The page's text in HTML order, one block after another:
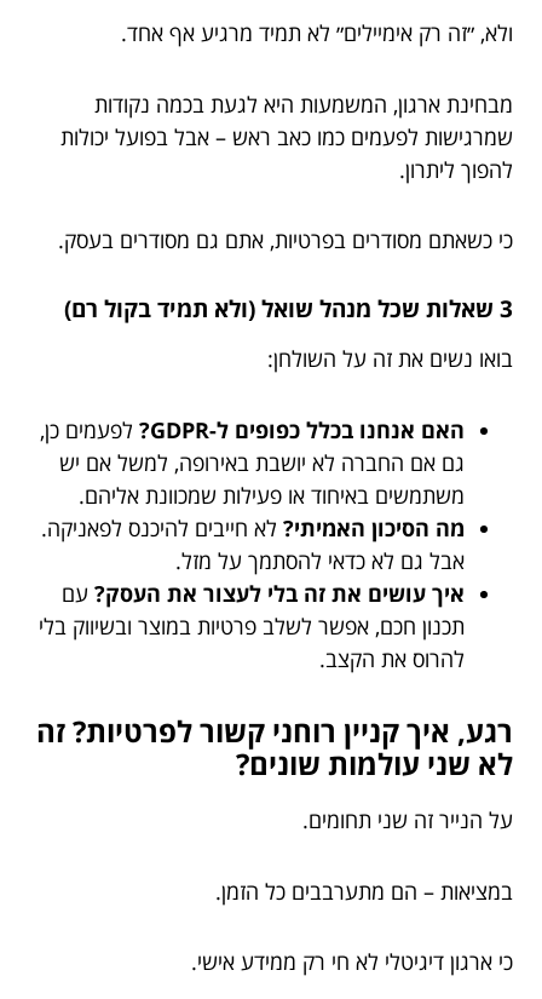
ולא, ״זה רק אימיילים״ לא תמיד מרגיע אף אחד.
מבחינת ארגון, המשמעות היא לגעת בכמה נקודות
שמרגישות לפעמים כמו כאב ראש – אבל בפועל יכולות
להפוך ליתרון.
כי כשאתם מסודרים בפרטיות, אתם גם מסודרים בעסק.
3 שאלות שכל מנהל שואל (ולא תמיד בקול רם)
בואו נשים את זה על השולחן:
האם אנחנו בכלל כפופים ל-GDPR?
לפעמים כן,
גם אם החברה לא יושבת באירופה, למשל אם יש
משתמשים באיחוד או פעילות שמכוונת אליהם.
מה הסיכון האמיתי? לא חייבים להיכנס לפאניקה.
אבל גם לא כדאי להסתמך על מזל.
איך עושים את זה בלי לעצור את העסק? עם
תכנון חכם, אפשר לשלב פרטיות במוצר ובשיווק בלי
להרוס את הקצב.
רגע, איך קניין רוחני קשור לפרטיות? זה
לא שני עולמות שונים?
על הנייר זה שני תחומים.
במציאות – הם מתערבבים כל הזמן.
כי ארגון דיגיטלי לא חי רק ממידע אישי.